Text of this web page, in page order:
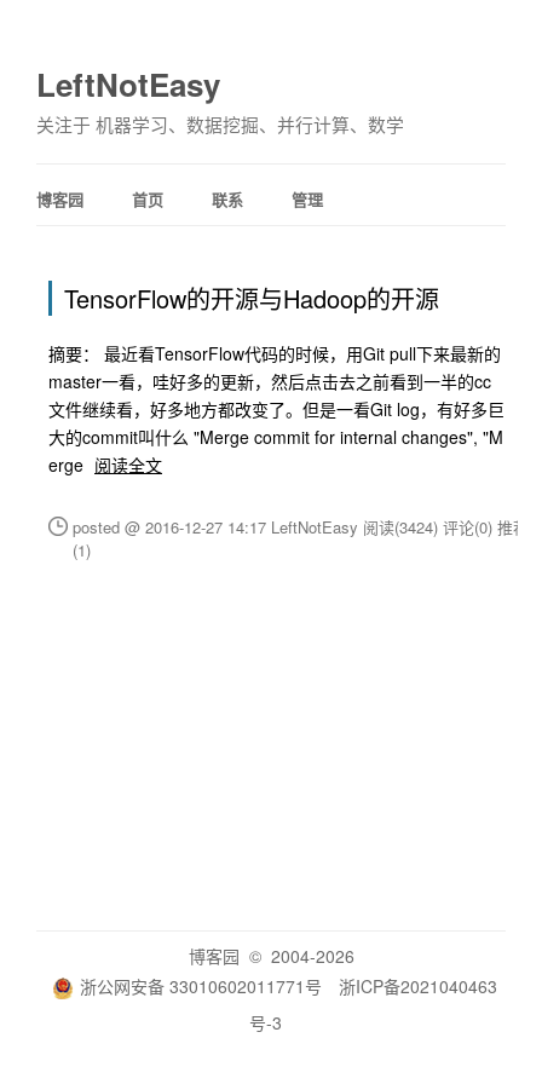
LeftNotEasy
关注于 机器学习、数据挖掘、并行计算、数学
博客园 首页 联系 管理
TensorFlow的开源与Hadoop的开源
摘要： 最近看TensorFlow代码的时候，用Git pull下来最新的
master一看，哇好多的更新，然后点击去之前看到一半的cc
文件继续看，好多地方都改变了。但是一看Git log，有好多巨
大的commit叫什么 "Merge commit for internal changes", "M
erge 阅读全文
posted @ 2016-12-27 14:17 LeftNotEasy 阅读(3424) 评论(0) 推荐
(1)
博客园 © 2004-2026
浙公网安备 33010602011771号
浙ICP备2021040463
号-3